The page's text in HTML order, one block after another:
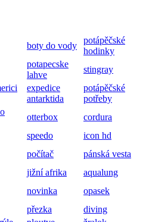
a neoprenová manžeta kolem
boty do vody
potápěčské
potapecske
stingray